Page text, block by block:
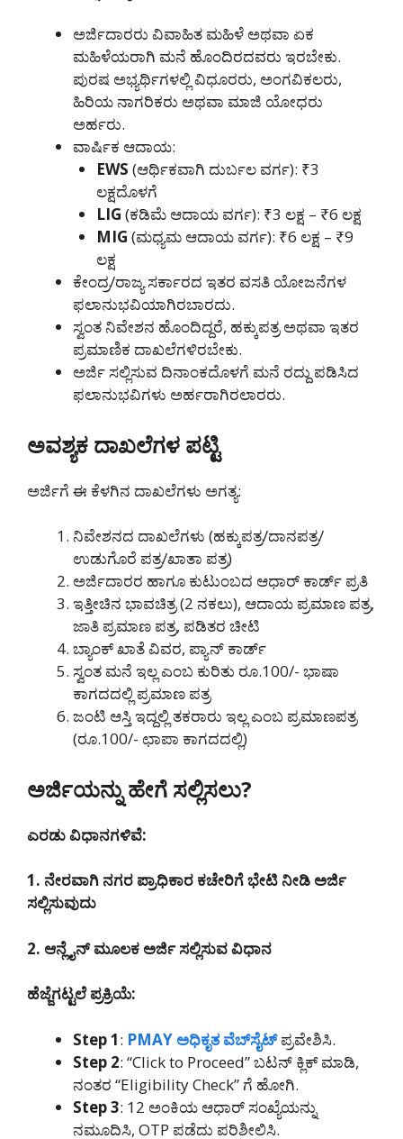
ಅರ್ಜಿದಾರರು ವಿವಾಹಿತ ಮಹಿಳೆ ಅಥವಾ ಏಕ
ಮಹಿಳೆಯರಾಗಿ ಮನೆ ಹೊಂದಿರದವರು ಇರಬೇಕು.
ಪುರಷ ಅಭ್ಯರ್ಥಿಗಳಲ್ಲಿ ವಿಧೂರರು, ಅಂಗವಿಕಲರು,
ಹಿರಿಯ ನಾಗರಿಕರು ಅಥವಾ ಮಾಜಿ ಯೋಧರು
ಅರ್ಹರು.
ವಾರ್ಷಿಕ ಆದಾಯ:
EWS (ಆರ್ಥಿಕವಾಗಿ ದುರ್ಬಲ ವರ್ಗ): ₹3
ಲಕ್ಷದೊಳಗೆ
LIG (ಕಡಿಮೆ ಆದಾಯ ವರ್ಗ): ₹3 ಲಕ್ಷ – ₹6 ಲಕ್ಷ
MIG (ಮಧ್ಯಮ ಆದಾಯ ವರ್ಗ): ₹6 ಲಕ್ಷ – ₹9
ಲಕ್ಷ
ಕೇಂದ್ರ/ರಾಜ್ಯ ಸರ್ಕಾರದ ಇತರ ವಸತಿ ಯೋಜನೆಗಳ
ಫಲಾನುಭವಿಯಾಗಿರಬಾರದು.
ಸ್ವಂತ ನಿವೇಶನ ಹೊಂದಿದ್ದರೆ, ಹಕ್ಕುಪತ್ರ ಅಥವಾ ಇತರ
ಪ್ರಮಾಣಿಕ ದಾಖಲೆಗಳಿರಬೇಕು.
ಅರ್ಜಿ ಸಲ್ಲಿಸುವ ದಿನಾಂಕದೊಳಗೆ ಮನೆ ರದ್ದು ಪಡಿಸಿದ
ಫಲಾನುಭವಿಗಳು ಅರ್ಹರಾಗಿರಲಾರರು.
ಅವಶ್ಯಕ ದಾಖಲೆಗಳ ಪಟ್ಟಿ
ಅರ್ಜಿಗೆ ಈ ಕೆಳಗಿನ ದಾಖಲೆಗಳು ಅಗತ್ಯ:
ನಿವೇಶನದ ದಾಖಲೆಗಳು (ಹಕ್ಕುಪತ್ರ/ದಾನಪತ್ರ/
ಉಡುಗೊರೆ ಪತ್ರ/ಖಾತಾ ಪತ್ರ)
ಅರ್ಜಿದಾರರ ಹಾಗೂ ಕುಟುಂಬದ ಆಧಾರ್ ಕಾರ್ಡ್ ಪ್ರತಿ
ಇತ್ತೀಚಿನ ಭಾವಚಿತ್ರ (2 ನಕಲು), ಆದಾಯ ಪ್ರಮಾಣ ಪತ್ರ,
ಜಾತಿ ಪ್ರಮಾಣ ಪತ್ರ, ಪಡಿತರ ಚೀಟಿ
ಬ್ಯಾಂಕ್ ಖಾತೆ ವಿವರ, ಪ್ಯಾನ್ ಕಾರ್ಡ್
ಸ್ವಂತ ಮನೆ ಇಲ್ಲ ಎಂಬ ಕುರಿತು ರೂ.100/- ಭಾಷಾ
ಕಾಗದದಲ್ಲಿ ಪ್ರಮಾಣ ಪತ್ರ
ಜಂಟಿ ಆಸ್ತಿ ಇದ್ದಲ್ಲಿ ತಕರಾರು ಇಲ್ಲ ಎಂಬ ಪ್ರಮಾಣಪತ್ರ
(ರೂ.100/- ಛಾಪಾ ಕಾಗದದಲ್ಲಿ)
ಅರ್ಜಿಯನ್ನು ಹೇಗೆ ಸಲ್ಲಿಸಲು?
ಎರಡು ವಿಧಾನಗಳಿವೆ:
1. ನೇರವಾಗಿ ನಗರ ಪ್ರಾಧಿಕಾರ ಕಚೇರಿಗೆ ಭೇಟಿ ನೀಡಿ ಅರ್ಜಿ
ಸಲ್ಲಿಸುವುದು
2. ಆನ್ಲೈನ್ ಮೂಲಕ ಅರ್ಜಿ ಸಲ್ಲಿಸುವ ವಿಧಾನ
ಹೆಜ್ಜೆಗಟ್ಟಲೆ ಪ್ರಕ್ರಿಯೆ:
Step 1: PMAY ಅಧಿಕೃತ ವೆಬ್‌ಸೈಟ್ಪ್ರವೇಶಿಸಿ.
Step 2: “Click to Proceed” ಬಟನ್ ಕ್ಲಿಕ್ ಮಾಡಿ,
ನಂತರ “Eligibility Check” ಗೆ ಹೋಗಿ.
Step 3: 12 ಅಂಕಿಯ ಆಧಾರ್ ಸಂಖ್ಯೆಯನ್ನು
ನಮೂದಿಸಿ, OTP ಪಡೆದು ಪರಿಶೀಲಿಸಿ.